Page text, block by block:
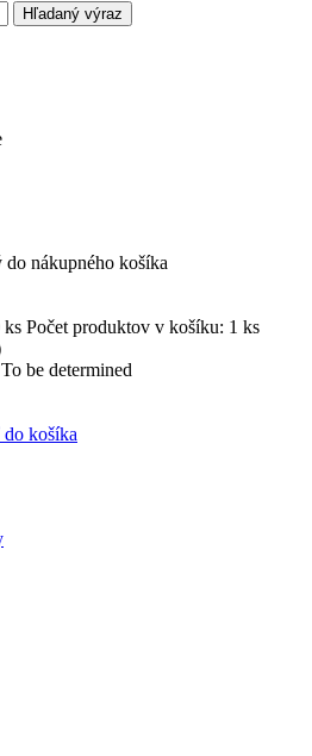
Hľadaný výraz
do nákupného košíka
ks Počet produktov v košíku: 1 ks
To be determined
košíka